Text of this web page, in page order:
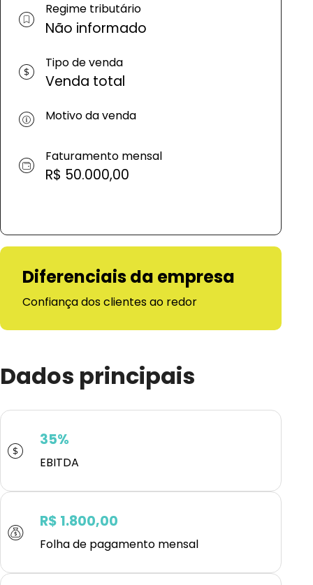
Regime tributário
Não informado
Tipo de venda
Venda total
Motivo da venda
Faturamento mensal
R$ 50.000,00
Diferenciais da empresa
Confiança dos clientes ao redor
Dados principais
35%
EBITDA
R$ 1.800,00
Folha de pagamento mensal